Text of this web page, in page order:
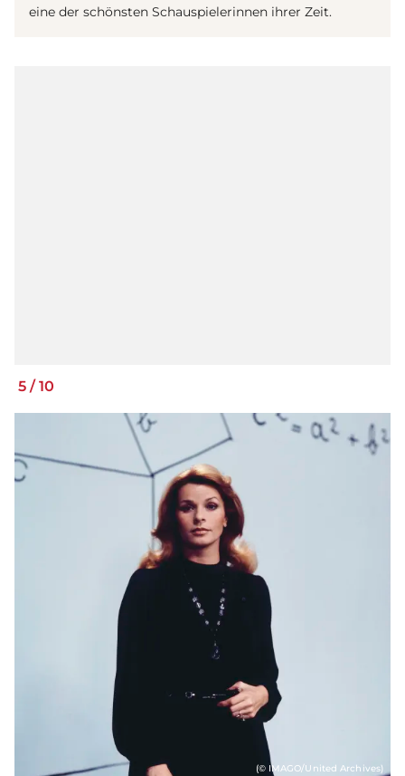
eine der schönsten Schauspielerinnen ihrer Zeit.
5 /10
(© IMAGO/United Archives)